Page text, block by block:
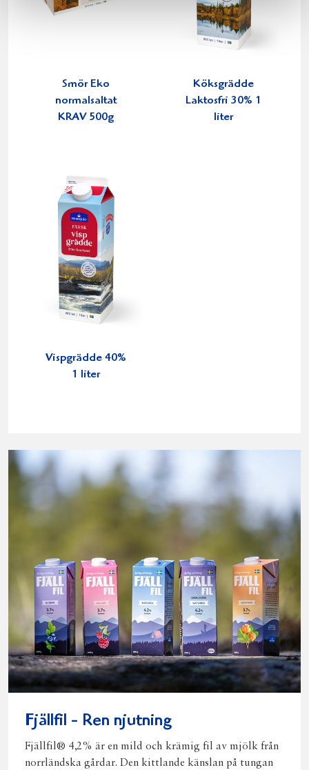
Smör Eko
normalsaltat
KRAV 500g
Köksgrädde
Laktosfri 30% 1
liter
Vispgrädde 40%
1 liter
Fjällfil - Ren njutning
Fjällfil® 4,2% är en mild och krämig fil av mjölk från
norrländska gårdar. Den kittlande känslan på tungan